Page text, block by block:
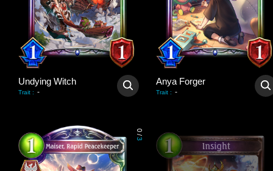
Undying Witch
Trait : -
Anya Forger
Trait : -
0
/
3